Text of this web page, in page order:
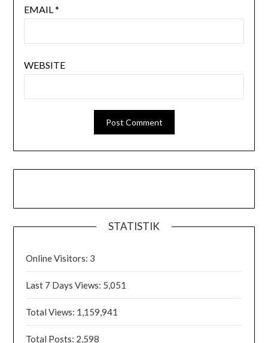
EMAIL*
WEBSITE
STATISTIK
Online Visitors: 3
Last 7 Days Views: 5,051
Total Views: 1,159,941
Total Posts: 2,598